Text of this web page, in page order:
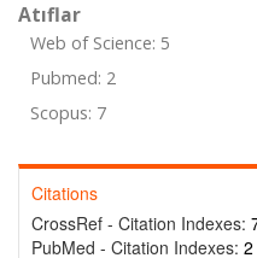
Atıflar
Web of Science: 5
Pubmed: 2
Scopus: 7
Citations
CrossRef - Citation Indexes:
PubMed - Citation Indexes: 2